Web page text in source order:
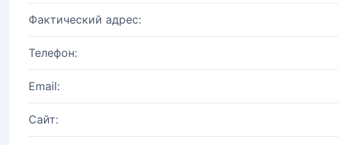
Фактический адрес:
Телефон:
Email:
Сайт: